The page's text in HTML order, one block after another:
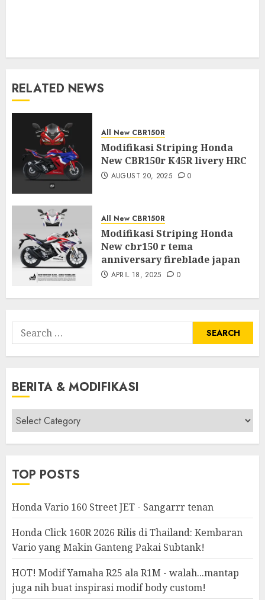
RELATED NEWS
All New CBR150R
Modifikasi Striping Honda
New CBR150r K45R livery HRC
AUGUST 20, 2025 0
All New CBR150R
Modifikasi Striping Honda
New cbr150 r tema
anniversary fireblade japan
APRIL 18, 2025 0
Search
for:
BERITA & MODIFIKASI
Berita
&
Modifikasi
TOP POSTS
Honda Vario 160 Street JET - Sangarrr tenan
Honda Click 160R 2026 Rilis di Thailand: Kembaran
Vario yang Makin Ganteng Pakai Subtank!
HOT! Modif Yamaha R25 ala R1M - walah...mantap
juga nih buat inspirasi modif body custom!